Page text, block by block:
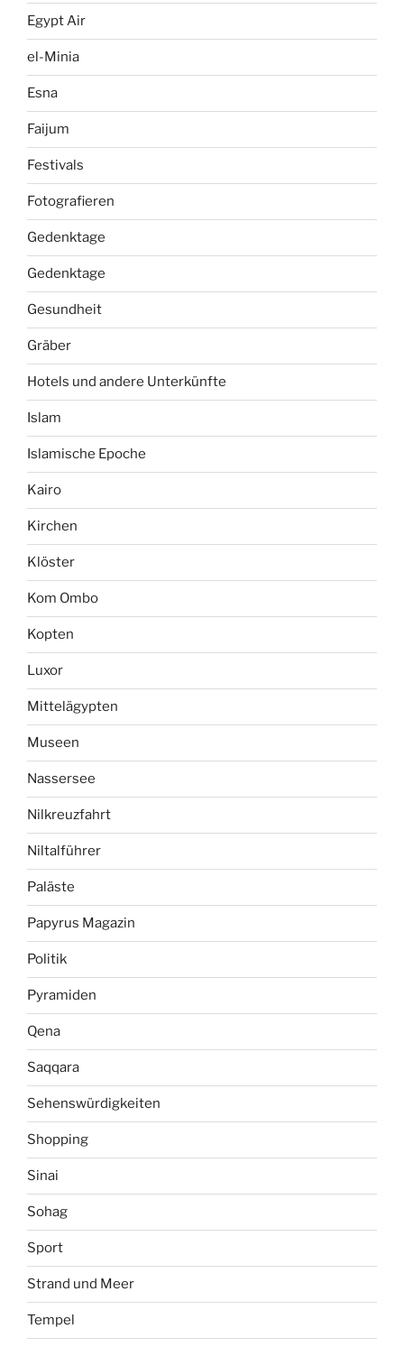
Egypt Air
el-Minia
Esna
Faijum
Festivals
Fotografieren
Gedenktage
Gedenktage
Gesundheit
Gräber
Hotels und andere Unterkünfte
Islam
Islamische Epoche
Kairo
Kirchen
Klöster
Kom Ombo
Kopten
Luxor
Mittelägypten
Museen
Nassersee
Nilkreuzfahrt
Niltalführer
Paläste
Papyrus Magazin
Politik
Pyramiden
Qena
Saqqara
Sehenswürdigkeiten
Shopping
Sinai
Sohag
Sport
Strand und Meer
Tempel